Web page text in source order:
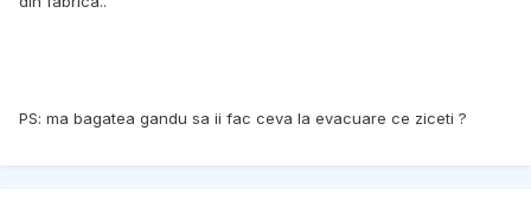
PS: ma bagatea gandu sa ii fac ceva la evacuare ce ziceti ?